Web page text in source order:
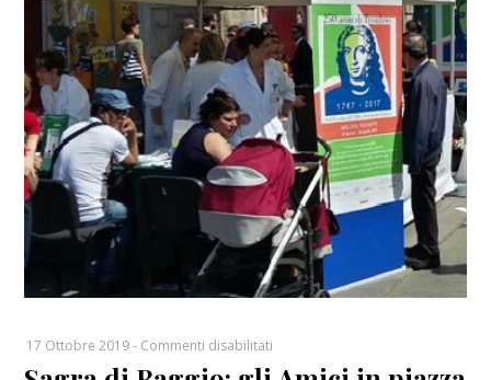
17 Ottobre 2019- Commenti disabilitati
Sagra